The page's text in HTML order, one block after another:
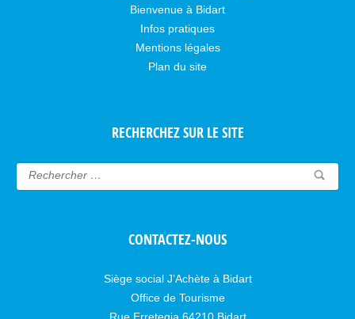
Bienvenue à Bidart
Infos pratiques
Mentions légales
Plan du site
RECHERCHEZ SUR LE SITE
CONTACTEZ-NOUS
Siège social J’Achète à Bidart
Office de Tourisme